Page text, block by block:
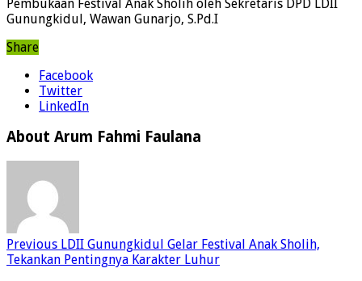
Pembukaan Festival Anak Sholih oleh Sekretaris DPD LDII
Gunungkidul, Wawan Gunarjo, S.Pd.I
Share
Facebook
Twitter
LinkedIn
About Arum Fahmi Faulana
Previous LDII Gunungkidul Gelar Festival Anak Sholih,
Tekankan Pentingnya Karakter Luhur